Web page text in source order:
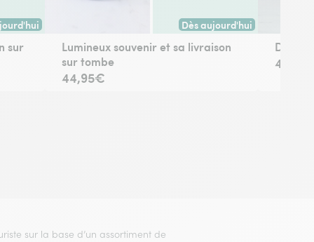
avant 17h) ou à la date de votre choix.
dès aujourd'hui (pour toute commande passée avant 17h) ou à la
sur
Dès aujourd'hui
Livraison dès aujourd'hui
Lumineux souvenir et sa livraison
sur tombe
44,95€
Douce
sur la base d’un assortiment de